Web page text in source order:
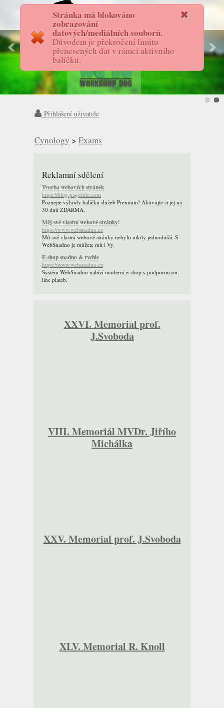
Stránka má blokováno
zobrazování
datových/mediálních souborů.
Důvodem je překročení limitu
přenesených dat v rámci aktivního
balíčku.
FotostoryAS
Přihlášení uživatele
Cynology > Exams
Reklamní sdělení
Tvorba webových stránek
https://blog.pageride.com
Poznejte výhody balíčku služeb Premium! Aktivujte si jej na
30 dnů ZDARMA.
Měj své vlastní webové stránky!
https://www.websnadno.cz
Mít své vlastní webové stránky nebylo nikdy jednodušší. S
WebSnadno je můžete mít i Vy.
E-shop snadno & rychle
https://www.websnadno.cz
Systém WebSnadno nabízí moderní e-shop s podporou on-
line plateb.
XXVI. Memorial prof.
J.Svoboda
VIII. Memoriál MVDr. Jiřího
Michálka
XXV. Memorial prof. J.Svoboda
XLV. Memorial R. Knoll